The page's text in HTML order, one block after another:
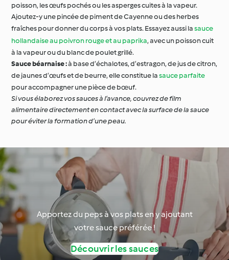
poisson, les œufs pochés ou les asperges cuites à la vapeur.
Ajoutez-y une pincée de piment de Cayenne ou des herbes
fraîches pour donner du corps à vos plats. Essayez aussi lasauce
hollandaise au poivron rouge et au paprika, avec un poisson cuit
à la vapeur ou du blanc de poulet grillé.
Sauce béarnaise :à base d’échalotes, d’estragon, de jus de citron,
de jaunes d’œufs et de beurre, elle constitue lasauce parfaite
pour accompagner une pièce de bœuf.
Si vous élaborez vos sauces à l’avance, couvrez de film
alimentaire directement en contact avec la surface de la sauce
pour éviter la formation d’une peau.
Apportez du peps à vos plats en y ajoutant
votre sauce préférée !
Découvrir les sauces